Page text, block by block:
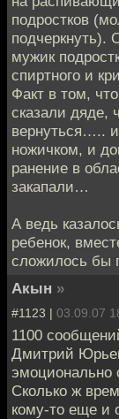
подростков
подчеркнуть).
мужик
спиртного и
Факт в том,
сказали дяде,
вернуться…..
ножичком, и
ранение в
закапали…
А ведь
ребенок,
сложилось бы
Акын »
#1123 | 03.09.07
1100
Дмитрий
эмоционально
Сколько ж
кому-то еще и